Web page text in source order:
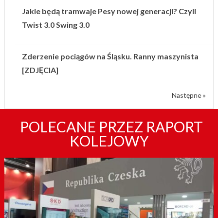
Jakie będą tramwaje Pesy nowej generacji? Czyli
Twist 3.0 Swing 3.0
Zderzenie pociągów na Śląsku. Ranny maszynista
[ZDJĘCIA]
Następne »
POLECANE PRZEZ RAPORT
KOLEJOWY